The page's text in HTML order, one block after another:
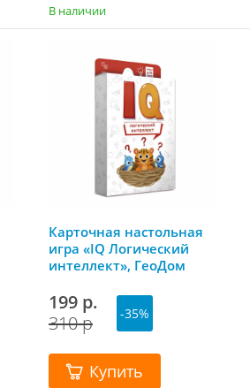
В наличии
Карточная настольная
игра «IQ Логический
интеллект», ГеоДом
199 р.
310 р
-35%
Купить